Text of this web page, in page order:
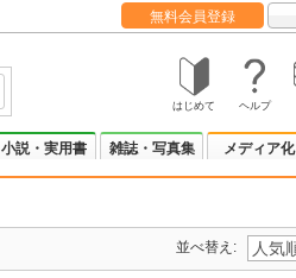
無料会員登録
はじめて ヘルプ
小説・実用書 雑誌・写真集 メディア化
並べ替え: